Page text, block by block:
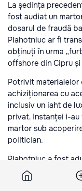
La ședința
fost audiat un
dosarul de fraudă
Plahotniuc ar fi
obținuți în urma
offshore din Cipru și
Potrivit materialelor
achiziționarea cu
inclusiv un iaht de
privat. Instanței i-
martor sub
politician.
Plahotniuc a fost
septembrie, după
prezent, el este